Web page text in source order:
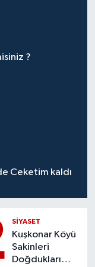
?
Ceketim kaldı
SİYASET
Kuşkonar Köyü
Sakinleri
Doğdukları